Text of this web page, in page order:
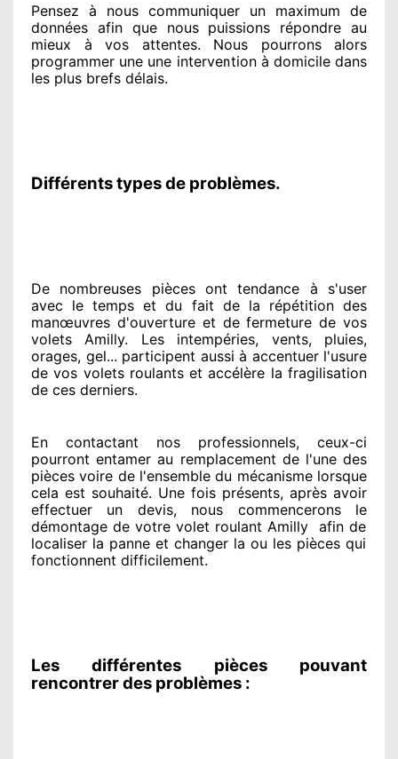
Pensez à nous communiquer un maximum de
données afin que nous puissions répondre au
mieux à vos attentes. Nous pourrons alors
programmer une une intervention à domiciledans
les plus brefs délais.
Différents types de problèmes.
De nombreuses pièces ont tendance à s'user
avec le temps et du fait de la répétition des
manœuvres d'ouverture et de fermeture de vos
volets Amilly. Les intempéries, vents, pluies,
orages, gel... participent aussi à accentuerl'usure
de vos volets roulants et accélère la fragilisation
de ces derniers.
En contactant nos professionnels, ceux-ci
pourront entamer au remplacement de l'une des
pièces voire de l'ensemble du mécanisme lorsque
cela est souhaité. Une fois présents, après avoir
effectuer un devis, nous commencerons le
démontage de votre volet roulant Amilly afin de
localiser la panne et changer la ou les pièces qui
fonctionnent difficilement.
Les différentes pièces pouvant
rencontrer des problèmes :